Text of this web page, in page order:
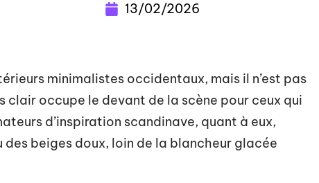
13/02/2026
minimalistes occidentaux, mais il n’est pas
clair occupe le devant de la scène pour ceux qui
d’inspiration scandinave, quant à eux,
beiges doux, loin de la blancheur glacée